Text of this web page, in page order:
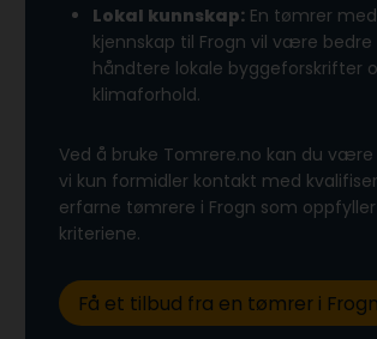
Lokal kunnskap: En tømrer
kjennskap til Frogn vil være
håndtere lokale byggeforskrifter
klimaforhold.
Ved å bruke Tomrere.no kan du være
vi kun formidler kontakt med
erfarne tømrere i Frogn som oppfyller
kriteriene.
Få et tilbud fra en tømrer i Frogn